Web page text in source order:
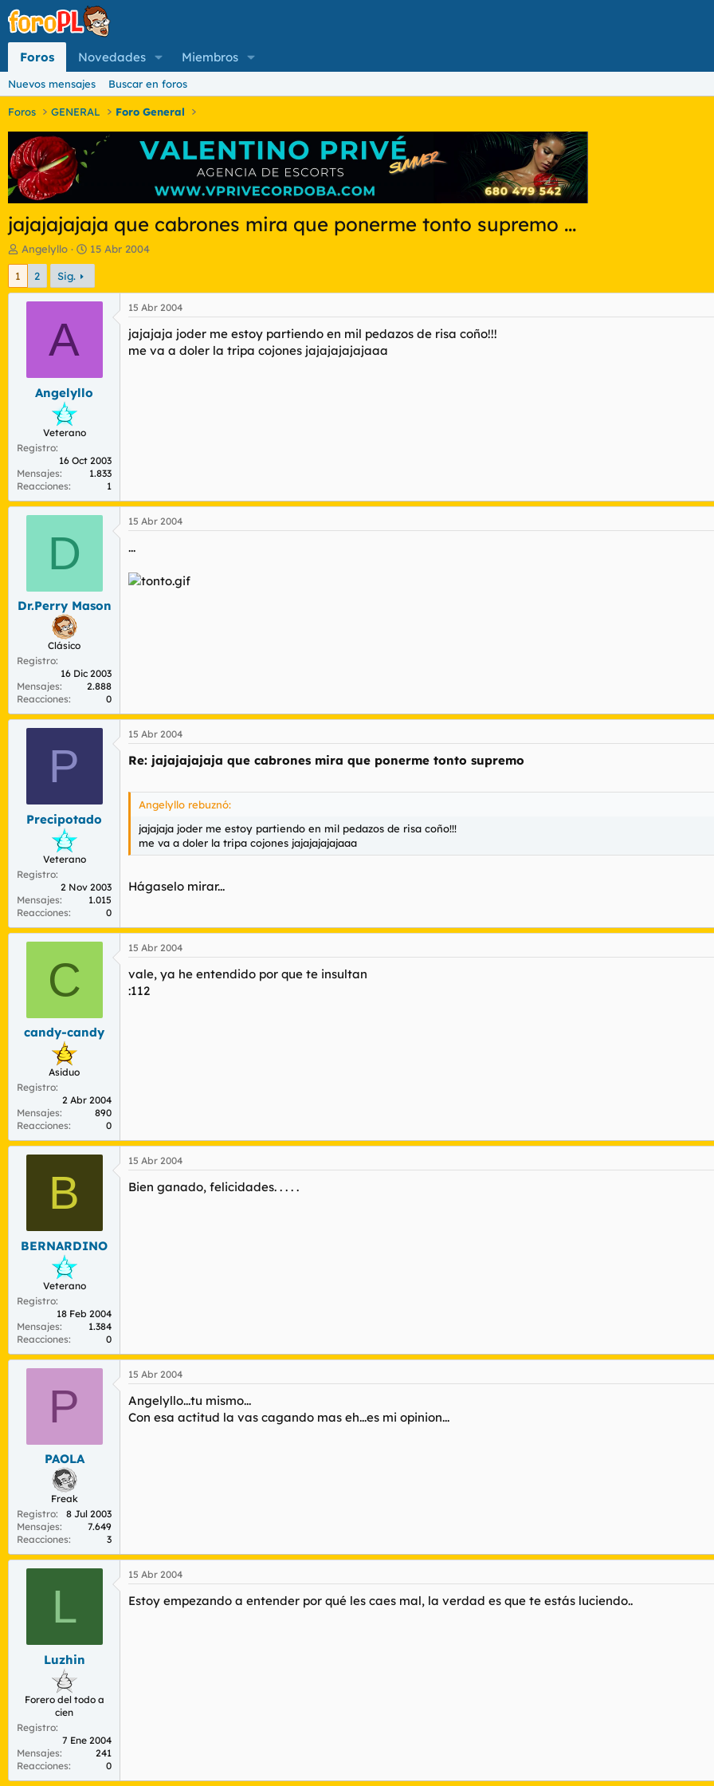
Foros Novedades Miembros
Nuevos mensajes Buscar en foros
Foros GENERAL Foro General
jajajajajaja que cabrones mira que ponerme tonto supremo ...
I
n
c
d
m
Angelyllo
F
e
h
a
i
c
15 Abr 2004
1 2 Sig.
A
Angelyllo
Veterano
Registro
16 Oct 2003
Mensajes
1.833
Reacciones
1
15 Abr 2004
jajajaja joder me estoy partiendo en mil pedazos de risa coño!!!
me va a doler la tripa cojones jajajajajajaaa
D
Dr.Perry Mason
Clásico
Registro
16 Dic 2003
Mensajes
2.888
Reacciones
0
15 Abr 2004
...
P
Precipotado
Veterano
Registro
2 Nov 2003
Mensajes
1.015
Reacciones
0
15 Abr 2004
Re: jajajajajaja que cabrones mira que ponerme tonto supremo
Angelyllo rebuznó:
jajajaja joder me estoy partiendo en mil pedazos de risa coño!!!
me va a doler la tripa cojones jajajajajajaaa
Hágaselo mirar...
C
candy-candy
Asiduo
Registro
2 Abr 2004
Mensajes
890
Reacciones
0
15 Abr 2004
vale, ya he entendido por que te insultan
:112
B
BERNARDINO
Veterano
Registro
18 Feb 2004
Mensajes
1.384
Reacciones
0
15 Abr 2004
Bien ganado, felicidades. . . . .
P
PAOLA
Freak
Registro
8 Jul 2003
Mensajes
7.649
Reacciones
3
15 Abr 2004
Angelyllo...tu mismo...
Con esa actitud la vas cagando mas eh...es mi opinion...
L
Luzhin
Forero del todo a
cien
Registro
7 Ene 2004
Mensajes
241
Reacciones
0
15 Abr 2004
Estoy empezando a entender por qué les caes mal, la verdad es que te estás luciendo..